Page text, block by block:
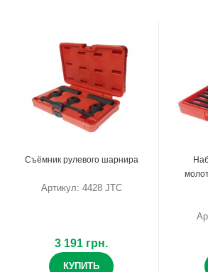
Съёмник рулевого шарнира
Артикул: 4428 JTC
3 191 грн.
КУПИТЬ